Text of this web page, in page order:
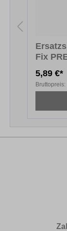
Fix
5,89 €*
Bruttopreis: